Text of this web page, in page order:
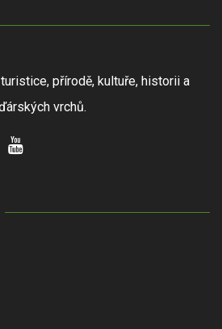
přírodě, kultuře, historii a
vrchů.